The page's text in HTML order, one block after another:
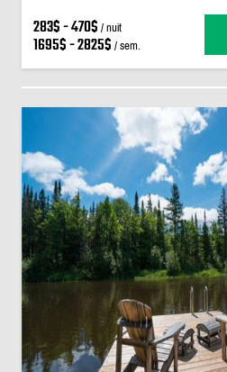
283$ - 470$ / nuit
1695$ - 2825$ / sem.